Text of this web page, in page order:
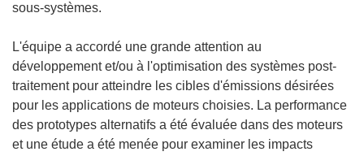
sous-systèmes.
L'équipe a accordé une grande attention au
développement et/ou à l'optimisation des systèmes post-
traitement pour atteindre les cibles d'émissions désirées
pour les applications de moteurs choisies. La performance
des prototypes alternatifs a été évaluée dans des moteurs
et une étude a été menée pour examiner les impacts